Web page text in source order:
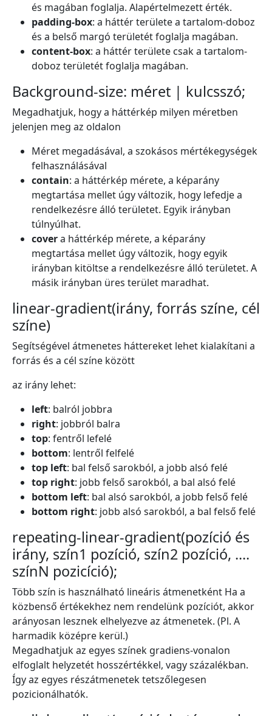
és magában foglalja. Alapértelmezett érték.
padding-box: a háttér területe a tartalom-doboz
és a belső margó területét foglalja magában.
content-box: a háttér területe csak a tartalom-
doboz területét foglalja magában.
Background-size: méret | kulcsszó;
Megadhatjuk, hogy a háttérkép milyen méretben
jelenjen meg az oldalon
Méret megadásával, a szokásos mértékegységek
felhasználásával
contain: a háttérkép mérete, a képarány
megtartása mellet úgy változik, hogy lefedje a
rendelkezésre álló területet. Egyik irányban
túlnyúlhat.
covera háttérkép mérete, a képarány
megtartása mellet úgy változik, hogy egyik
irányban kitöltse a rendelkezésre álló területet. A
másik irányban üres terület maradhat.
linear-gradient(irány, forrás színe, cél
színe)
Segítségével átmenetes háttereket lehet kialakítani a
forrás és a cél színe között
az irány lehet:
left: balról jobbra
right: jobbról balra
top: fentről lefelé
bottom: lentről felfelé
top left: bal felső sarokból, a jobb alsó felé
top right: jobb felső sarokból, a bal alsó felé
bottom left: bal alsó sarokból, a jobb felső felé
bottom right: jobb alsó sarokból, a bal felső felé
repeating-linear-gradient(pozíció és
irány, szín1 pozíció, szín2 pozíció, ....
színN pozicíció);
Több szín is használható lineáris átmenetként Ha a
közbenső értékekhez nem rendelünk pozíciót, akkor
arányosan lesznek elhelyezve az átmenetek. (Pl. A
harmadik középre kerül.)
Megadhatjuk az egyes színek gradiens-vonalon
elfoglalt helyzetét hosszértékkel, vagy százalékban.
Így az egyes részátmenetek tetszőlegesen
pozicionálhatók.